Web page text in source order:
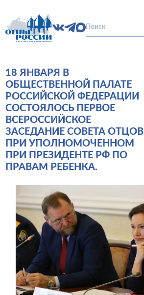
18 ЯНВАРЯ В
ОБЩЕСТВЕННОЙ ПАЛАТЕ
РОССИЙСКОЙ ФЕДЕРАЦИИ
СОСТОЯЛОСЬ ПЕРВОЕ
ВСЕРОССИЙСКОЕ
ЗАСЕДАНИЕ СОВЕТА ОТЦОВ
ПРИ УПОЛНОМОЧЕННОМ
ПРИ ПРЕЗИДЕНТЕ РФ ПО
ПРАВАМ РЕБЕНКА.